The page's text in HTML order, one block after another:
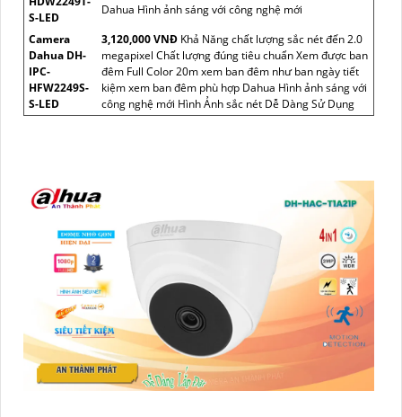
S-LED
Dahua Hình ảnh sáng với công nghệ mới
Camera
Dahua DH-
IPC-
HFW2249S-
S-LED
3,120,000 VNĐ Khả Năng chất lượng sắc nét đến 2.0
megapixel Chất lượng đúng tiêu chuẩn Xem được ban
đêm Full Color 20m xem ban đêm như ban ngày tiết
kiệm xem ban đêm phù hợp Dahua Hình ảnh sáng với
công nghệ mới Hình Ảnh sắc nét Dễ Dàng Sử Dụng